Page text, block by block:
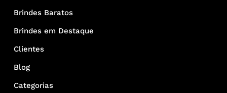
Brindes Baratos
Brindes em Destaque
Clientes
Blog
Categorias